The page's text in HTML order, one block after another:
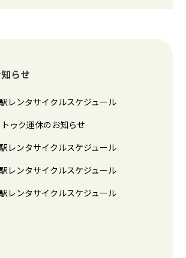
らせ
レンタサイクルスケジュール
ゥク運休のお知らせ
レンタサイクルスケジュール
レンタサイクルスケジュール
レンタサイクルスケジュール